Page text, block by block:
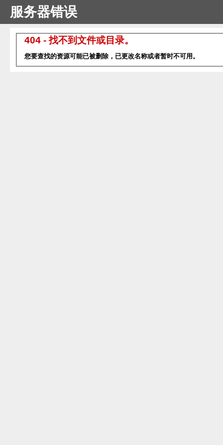
服务器错误
404 - 找不到文件或目录。
您要查找的资源可能已被删除，已更改名称或者暂时不可用。